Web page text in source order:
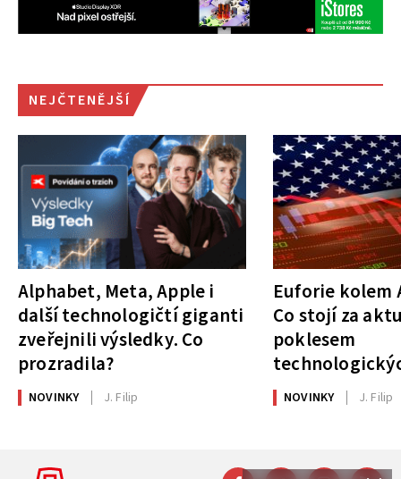
NEJČTENĚJŠÍ
Alphabet, Meta, Apple i
další technologičtí giganti
zveřejnili výsledky. Co
prozradila?
NOVINKY J. Filip
Euforie kolem
Co stojí za
poklesem
NOVINKY J. Filip